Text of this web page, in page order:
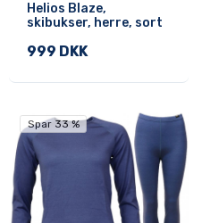
Helios Blaze,
skibukser, herre, sort
999 DKK
Spar 33 %